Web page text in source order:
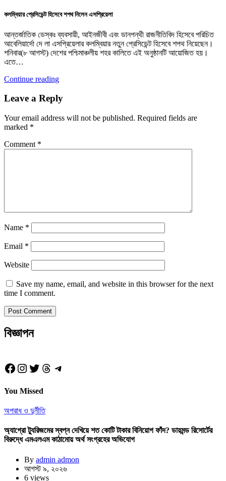
কলম্বিয়ার প্রেসিডেন্ট হিসেবে শপথ নিলেন এসপ্রিয়েলা
আন্তর্জাতিক ডেস্কঃ ব্যবসায়ী, আইনজীবী এবং ডানপন্থী রাজনীতিবিদ হিসেবে পরিচিত
আবেলিয়ার্দো দে লা এসপ্রিয়েলার কলম্বিয়ার নতুন প্রেসিডেন্ট হিসেবে শপথ নিয়েছেন।
শনিবার(৮ আগস্ট) দেশের পশ্চিমাঞ্চলীয় শহর কালিতে এই অনুষ্ঠানটি আয়োজিত হয়।
এতে…
Continue reading
Leave a Reply
Your email address will not be published. Required fields are
marked *
Comment *
Name *
Email *
Website
Save my name, email, and website in this browser for the next
time I comment.
বিজ্ঞাপন
Facebook
Instagram
Twitter
Threads
Telegram
You Missed
অপরাধ ও দুর্নীতি
অ্যাগ্রো ট্যুরিজমের স্বপ্ন দেখিয়ে শত কোটি টাকার বিনিয়োগ ফাঁদ? ডায়মন্ড রিসোর্টের
বিরুদ্ধে এমএলএম কাঠামোয় অর্থ সংগ্রহের অভিযোগ
By admin admon
আগস্ট ৯, ২০২৬
6 views